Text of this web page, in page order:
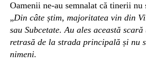
Oamenii ne-au semnalat că tinerii nu
„Din câte știm, majoritatea vin din
sau Subcetate. Au ales această
retrasă de la strada principală și nu
nimeni.